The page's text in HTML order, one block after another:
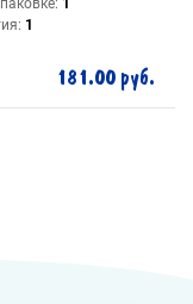
1
181.00 руб.